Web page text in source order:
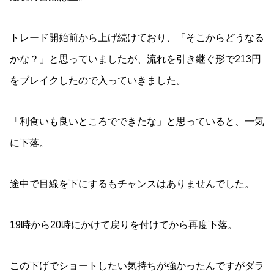
トレード開始前から上げ続けており、「そこからどうなる
かな？」と思っていましたが、流れを引き継ぐ形で213円
をブレイクしたので入っていきました。
「利食いも良いところでできたな」と思っていると、一気
に下落。
途中で目線を下にするもチャンスはありませんでした。
19時から20時にかけて戻りを付けてから再度下落。
この下げでショートしたい気持ちが強かったんですがダラ